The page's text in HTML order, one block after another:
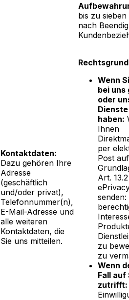
bis zu
nach
Kontaktdaten:
Dazu gehören Ihre
Adresse
(geschäftlich
und/oder privat),
Telefonnummer(n),
E-Mail-Adresse und
alle weiteren
Kontaktdaten, die
Sie uns mitteilen.
Wenn
bei uns
oder
haben:
Ihnen
per
Post auf
Art.
zu
zu
Wenn
Fall auf
zutrifft: